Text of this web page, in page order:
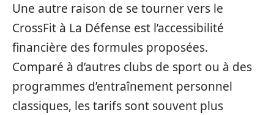
Une autre raison de se tourner vers le
CrossFit à La Défense est l’accessibilité
financière des formules proposées.
Comparé à d’autres clubs de sport ou à des
programmes d’entraînement personnel
classiques, les tarifs sont souvent plus